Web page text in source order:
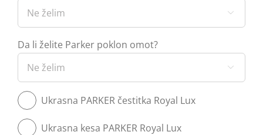
Im
Jotter Royal
Jotter XL

Da li želite Parker poklon omot?

Ukrasna PARKER čestitka Royal Lux
Ukrasna kesa PARKER Royal Lux